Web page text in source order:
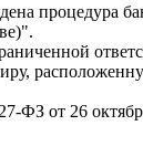
процедура
ФЗ от 26